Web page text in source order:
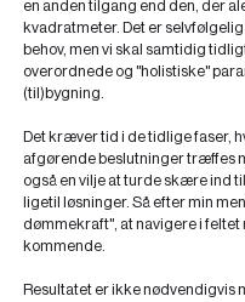
en anden tilgang end den, der
kvadratmeter. Det er
behov, men vi skal samtidig
overordnede og "holistiske"
(til)bygning.
Det kræver tid i de tidlige faser,
afgørende beslutninger træffes
også en vilje at turde skære ind
ligetil løsninger. Så efter min
dømmekraft", at navigere i
kommende.
Resultatet er ikke nødvendigvis